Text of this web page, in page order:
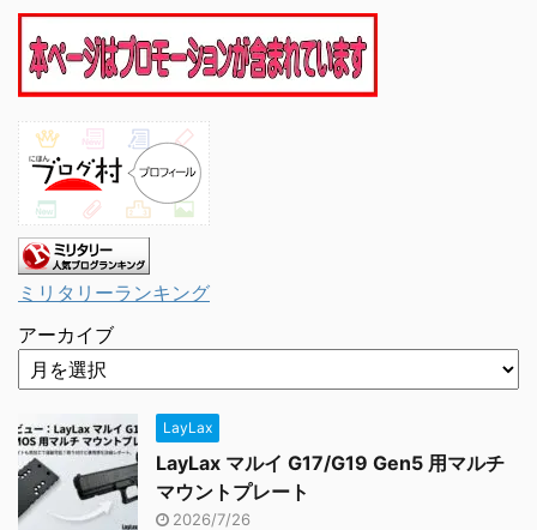
ミリタリーランキング
アーカイブ
LayLax
LayLax マルイ G17/G19 Gen5 用マルチ
マウントプレート
2026/7/26